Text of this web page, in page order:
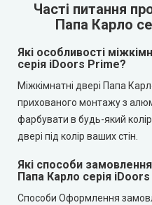
Часті питання
Папа Карло
Які особливості
серія iDoors Prime?
Міжкімнатні двері Папа
прихованого монтажу з
фарбувати в будь-який
двері під колір ваших стін.
Які способи
Папа Карло серія
Способи Оформлення